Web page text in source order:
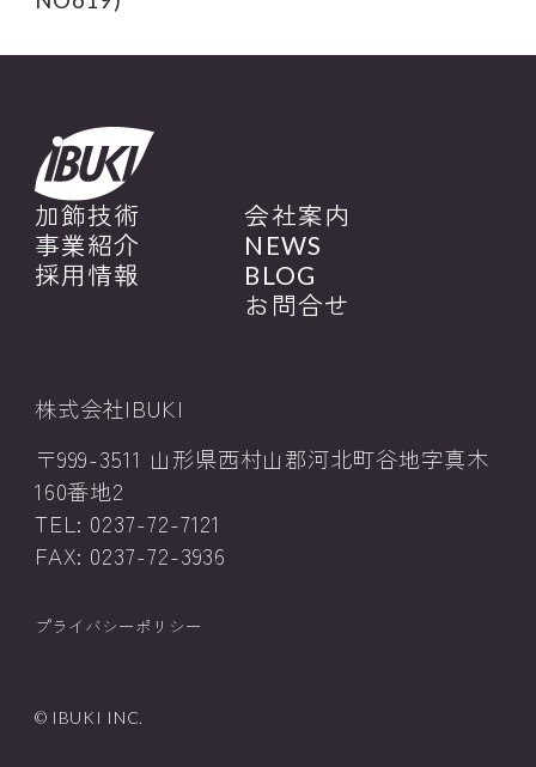
加飾技術
事業紹介
採用情報
会社案内
NEWS
BLOG
お問合せ
株式会社IBUKI
〒999-3511 山形県西村山郡河北町谷地字真木
160番地2
TEL: 0237-72-7121
FAX: 0237-72-3936
プライバシーポリシー
© IBUKI INC.